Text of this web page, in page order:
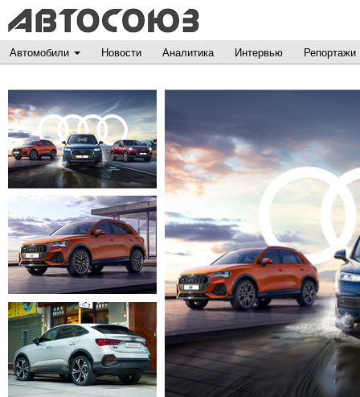
Автомобили Новости Аналитика Интервью Репортажи